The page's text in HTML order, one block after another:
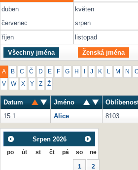
duben
květen
červenec
srpen
říjen
listopad
Všechny jména Ženská jména
A B C Č D E F G H J K M N
V W X Y Z Ž
Datum Jméno
15.1.
Alice 8103
Srpen 2026
po út st čt pá so ne
1 2